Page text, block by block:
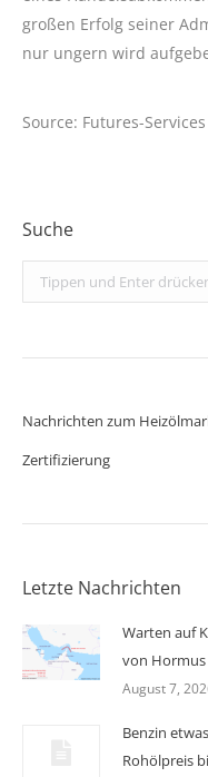
großen Erfolg seiner
nur ungern wird
Source: Futures-Services
Suche
Search:
Nachrichten zum
Zertifizierung
Letzte Nachrichten
Warten auf
von Hormus
August 7,
Benzin
Rohölpreis